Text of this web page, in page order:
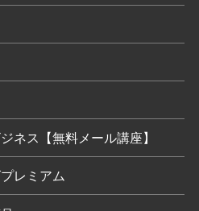
ネス【無料メール講座】
レミアム